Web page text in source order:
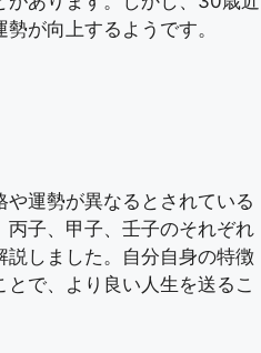
が向上するようです。
運勢が異なるとされている
子、甲子、壬子のそれぞれ
しました。自分自身の特徴
で、より良い人生を送るこ